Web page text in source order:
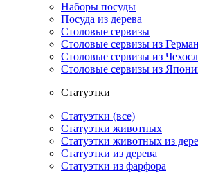
Наборы посуды
Посуда из дерева
Столовые сервизы
Столовые сервизы из
Столовые сервизы из
Столовые сервизы из
Статуэтки
Статуэтки (все)
Статуэтки животных
Статуэтки животных из
Статуэтки из дерева
Статуэтки из фарфора